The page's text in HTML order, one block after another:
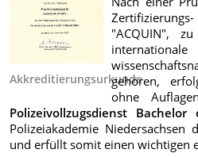
Akkreditierungsurkunde
"ACQUIN",
gehören,
ohne
Polizeivollzugsdienst
Polizeiakademie Niedersachsen
und erfüllt somit einen wichtigen